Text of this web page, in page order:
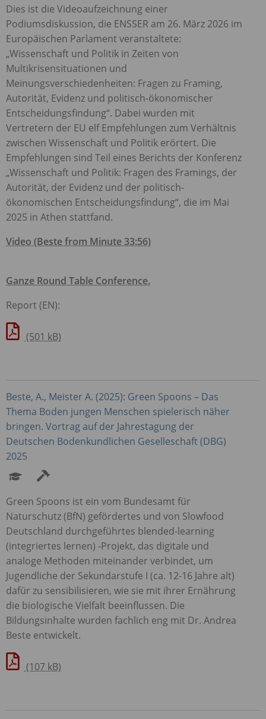
Dies ist die Videoaufzeichnung einer
Podiumsdiskussion, die ENSSER am 26. März 2026 im
Europäischen Parlament veranstaltete:
„Wissenschaft und Politik in Zeiten von
Multikrisensituationen und
Meinungsverschiedenheiten: Fragen zu Framing,
Autorität, Evidenz und politisch-ökonomischer
Entscheidungsfindung“. Dabei wurden mit
Vertretern der EU elf Empfehlungen zum Verhältnis
zwischen Wissenschaft und Politik erörtert. Die
Empfehlungen sind Teil eines Berichts der Konferenz
„Wissenschaft und Politik: Fragen des Framings, der
Autorität, der Evidenz und der politisch-
ökonomischen Entscheidungsfindung“, die im Mai
2025 in Athen stattfand.
Video (Beste from Minute 33:56)
Ganze Round Table Conference.
Report (EN):
(501 kB)
Beste, A., Meister A. (2025): Green Spoons – Das
Thema Boden jungen Menschen spielerisch näher
bringen. Vortrag auf der Jahrestagung der
Deutschen Bodenkundlichen Geselleschaft (DBG)
2025
Green Spoons ist ein vom Bundesamt für
Naturschutz (BfN) gefördertes und von Slowfood
Deutschland durchgeführtes blended-learning
(integriertes lernen) -Projekt, das digitale und
analoge Methoden miteinander verbindet, um
Jugendliche der Sekundarstufe I (ca. 12-16 Jahre alt)
dafür zu sensibilisieren, wie sie mit ihrer Ernährung
die biologische Vielfalt beeinflussen. Die
Bildungsinhalte wurden fachlich eng mit Dr. Andrea
Beste entwickelt.
(107 kB)